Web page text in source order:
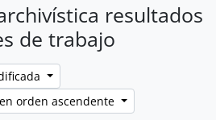
resultados
de trabajo
orden ascendente